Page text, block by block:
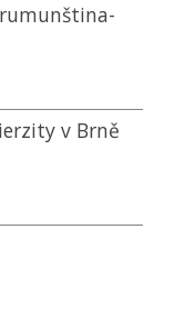
v Brně